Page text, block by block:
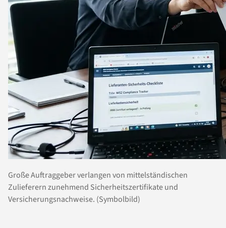
Große Auftraggeber verlangen von mittelständischen
Zulieferern zunehmend Sicherheitszertifikate und
Versicherungsnachweise. (Symbolbild)